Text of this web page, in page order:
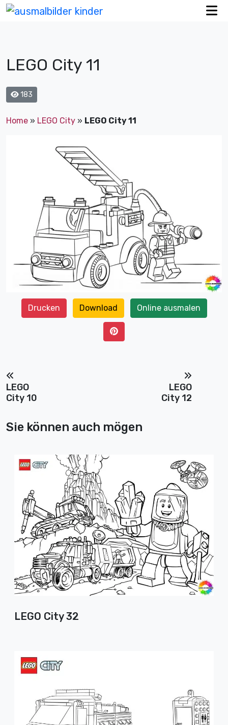
LEGO City 11
183
Home » LEGO City » LEGO City 11
Drucken Download Online ausmalen
LEGO
City 10
LEGO
City 12
Sie können auch mögen
LEGO City 32